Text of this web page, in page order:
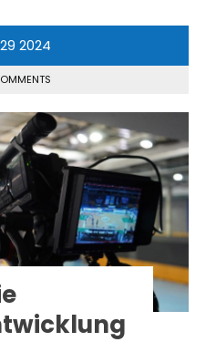
29 2024